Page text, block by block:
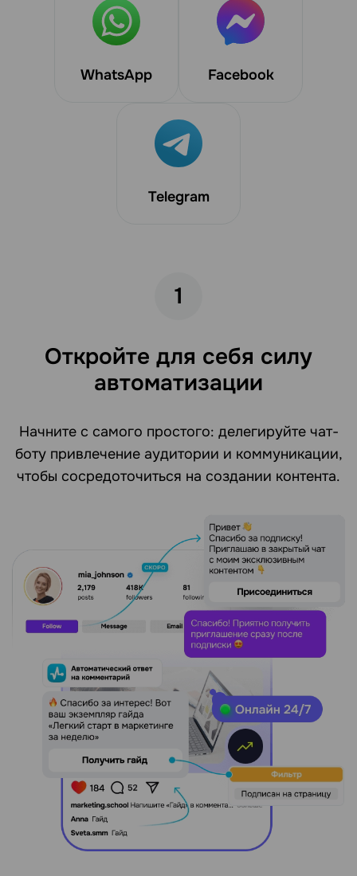
WhatsApp Facebook
Telegram
1
Откройте для себя силу
автоматизации
Начните с самого простого: делегируйте чат-
боту привлечение аудитории и коммуникации,
чтобы сосредоточиться на создании контента.